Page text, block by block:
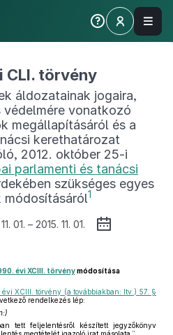
CLI. törvény
áldozatainak jogaira,
védelmére vonatkozó
megállapításáról és a
kerethatározat
2012. október 25-i
parlamenti és tanácsi
szükséges egyes
módosításáról1
01. – 2015. 11. 01.
évi XCIII. törvénymódosítása
évi XCIII. törvény (a továbbiakban: Itv.) 57. §
rendelkezés lép:
tett feljelentésről készített jegyzőkönyv